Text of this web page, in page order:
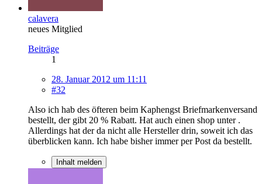
calavera
neues Mitglied
Beiträge
1
28. Januar 2012 um 11:11
#32
Also ich hab des öfteren beim Kaphengst Briefmarkenversand
bestellt, der gibt 20 % Rabatt. Hat auch einen shop unter .
Allerdings hat der da nicht alle Hersteller drin, soweit ich das
überblicken kann. Ich habe bisher immer per Post da bestellt.
Inhalt melden